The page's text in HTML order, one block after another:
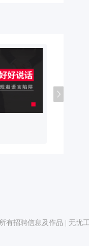
有招聘信息及作品 | 无忧